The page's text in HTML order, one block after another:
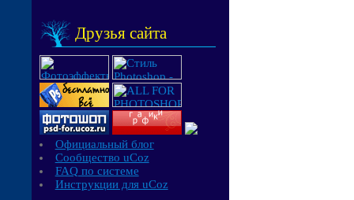
Друзья сайта
Официальный блог
Сообщество uCoz
FAQ по системе
Инструкции для uCoz